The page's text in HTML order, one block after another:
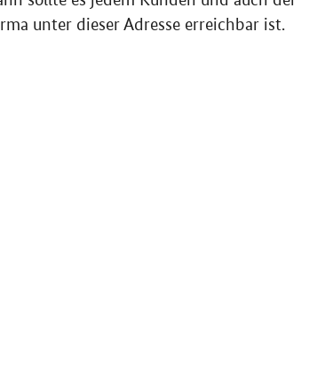
unter dieser Adresse erreichbar ist.